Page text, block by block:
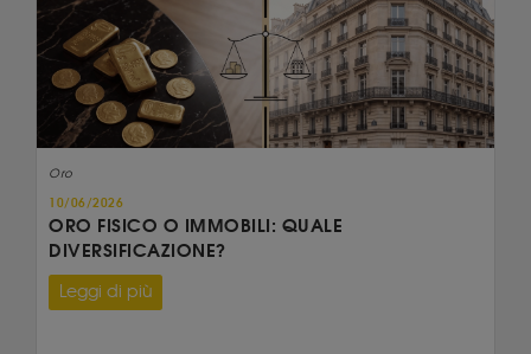
Oro
10/06/2026
ORO FISICO O IMMOBILI: QUALE
DIVERSIFICAZIONE?
Leggi di più